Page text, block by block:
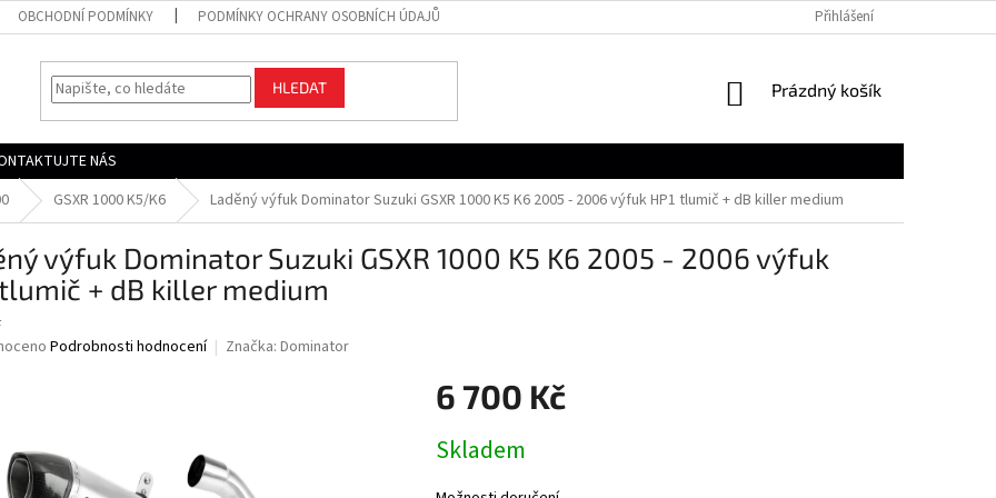
OBCHODNÍ PODMÍNKY PODMÍNKY OCHRANY OSOBNÍCH ÚDAJŮ Přihlášení
HLEDAT
NÁKUPNÍ
Prázdný košík
NÁS
GSXR 1000 K5/K6 Laděný výfuk Dominator Suzuki GSXR 1000 K5 K6 2005 - 2006 výfuk HP1 tlumič + dB killer medium
výfuk Dominator Suzuki GSXR 1000 K5 K6 2005 - 2006 výfuk
tlumič + dB killer medium
Podrobnosti hodnocení Značka: Dominator
6 700 Kč
cena:
Skladem